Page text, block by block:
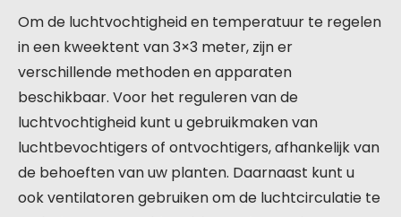
Om de luchtvochtigheid en temperatuur te regelen
in een kweektent van 3×3 meter, zijn er
verschillende methoden en apparaten
beschikbaar. Voor het reguleren van de
luchtvochtigheid kunt u gebruikmaken van
luchtbevochtigers of ontvochtigers, afhankelijk van
de behoeften van uw planten. Daarnaast kunt u
ook ventilatoren gebruiken om de luchtcirculatie te